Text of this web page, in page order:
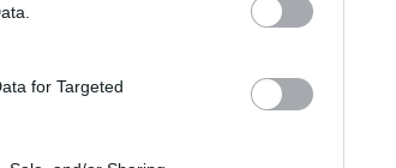
for Targeted
érdemes
of Hatred. Ott
épp futó mondatot.
szereplők, az új
már az alapjátékban